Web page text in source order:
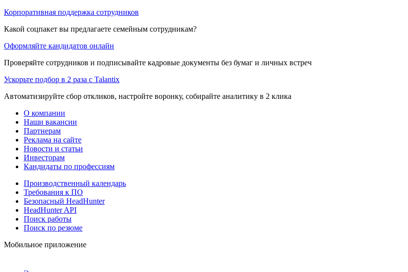
Корпоративная поддержка сотрудников
Какой соцпакет вы предлагаете семейным сотрудникам?
Оформляйте кандидатов онлайн
Проверяйте сотрудников и подписывайте кадровые документы без бумаг и личных встреч
Ускорьте подбор в 2 раза с Talantix
Автоматизируйте сбор откликов, настройте воронку, собирайте аналитику в 2 клика
О компании
Наши вакансии
Партнерам
Реклама на сайте
Новости и статьи
Инвесторам
Кандидаты по профессиям
Производственный календарь
Требования к ПО
Безопасный HeadHunter
HeadHunter API
Поиск работы
Поиск по резюме
Мобильное приложение